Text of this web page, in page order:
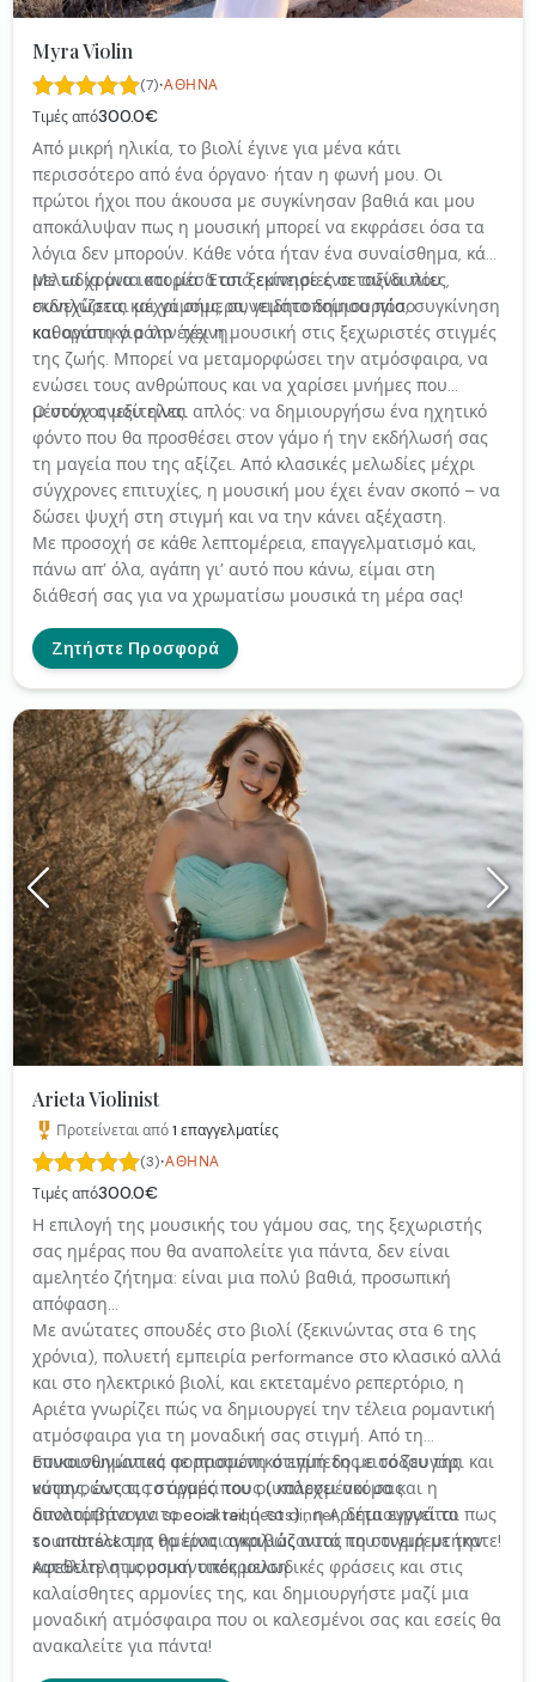
Myra Violin
(7)·ΑΘΉΝΑ
Τιμές από300.0€
Από μικρή ηλικία, το βιολί έγινε για μένα κάτι
περισσότερο από ένα όργανο· ήταν η φωνή μου. Οι
πρώτοι ήχοι που άκουσα με συγκίνησαν βαθιά και μου
αποκάλυψαν πως η μουσική μπορεί να εκφράσει όσα τα
λόγια δεν μπορούν. Κάθε νότα ήταν ένα συναίσθημα, κάθε
μελωδία μια ιστορία. Έτσι ξεκίνησε ένα ταξίδι που
συνεχίζεται μέχρι σήμερα, γεμάτο δημιουργία, συγκίνηση
και αγάπη για την τέχνη.
Με τα χρόνια και μέσα από εμπειρίες σε συναυλίες,
εκδηλώσεις και γάμους, συνειδητοποίησα πόσο
καθοριστικό ρόλο έχει η μουσική στις ξεχωριστές στιγμές
της ζωής. Μπορεί να μεταμορφώσει την ατμόσφαιρα, να
ενώσει τους ανθρώπους και να χαρίσει μνήμες που
μένουν ανεξίτηλες.
Ο στόχος μου είναι απλός: να δημιουργήσω ένα ηχητικό
φόντο που θα προσθέσει στον γάμο ή την εκδήλωσή σας
τη μαγεία που της αξίζει. Από κλασικές μελωδίες μέχρι
σύγχρονες επιτυχίες, η μουσική μου έχει έναν σκοπό – να
δώσει ψυχή στη στιγμή και να την κάνει αξέχαστη.
Με προσοχή σε κάθε λεπτομέρεια, επαγγελματισμό και,
πάνω απ’ όλα, αγάπη γι’ αυτό που κάνω, είμαι στη
διάθεσή σας για να χρωματίσω μουσικά τη μέρα σας!
Ζητήστε Προσφορά
Arieta Violinist
Προτείνεται από1 επαγγελματίες
(3)·ΑΘΉΝΑ
Τιμές από300.0€
Η επιλογή της μουσικής του γάμου σας, της ξεχωριστής
σας ημέρας που θα αναπολείτε για πάντα, δεν είναι
αμελητέο ζήτημα: είναι μια πολύ βαθιά, προσωπική
απόφαση...
Με ανώτατες σπουδές στο βιολί (ξεκινώντας στα 6 της
χρόνια), πολυετή εμπειρία performance στο κλασικό αλλά
και στο ηλεκτρικό βιολί, και εκτεταμένο ρεπερτόριο, η
Αριέτα γνωρίζει πώς να δημιουργεί την τέλεια ρομαντική
ατμόσφαιρα για τη μοναδική σας στιγμή. Από τη
συναισθηματικά φορτισμένη στιγμή της εισόδου της
νύφης, έως τις στιγμές που οι καλεσμένοι σας
απολαμβάνουν το cocktail ή το dinner, δημιουργεί το
soundtrack της ημέρας αγκαλιάζοντας τη στιγμή με την
κατάλληλη μουσική υπόκρουση.
Επικοινωνώντας σε προσωπικό επίπεδο με το ζευγάρι και
κατανοώντας το όραμά τους (υπάρχει ακόμα και η
δυνατότητα για special requests) , η Αριέτα εγγυάται πως
το αποτέλεσμα θα είναι ακριβώς αυτό που ονειρευτήκατε!
Αφεθείτε στις ρομαντικές μελωδικές φράσεις και στις
καλαίσθητες αρμονίες της, και δημιουργήστε μαζί μια
μοναδική ατμόσφαιρα που οι καλεσμένοι σας και εσείς θα
ανακαλείτε για πάντα!